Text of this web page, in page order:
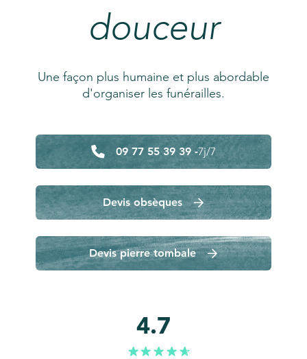
douceur
Une façon plus humaine et plus abordable
d'organiser les funérailles.
09 77 55 39 39 -7j/7
Devis obsèques
Devis pierre tombale
4.7